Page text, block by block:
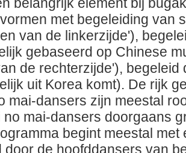
met begeleiding van
van de linkerzijde'),
gebaseerd op Chinese
de rechterzijde'),
uit Korea komt). De rijk
mai-dansers zijn meestal
no mai-dansers doorgaans
begint meestal met
door de hoofddansers van